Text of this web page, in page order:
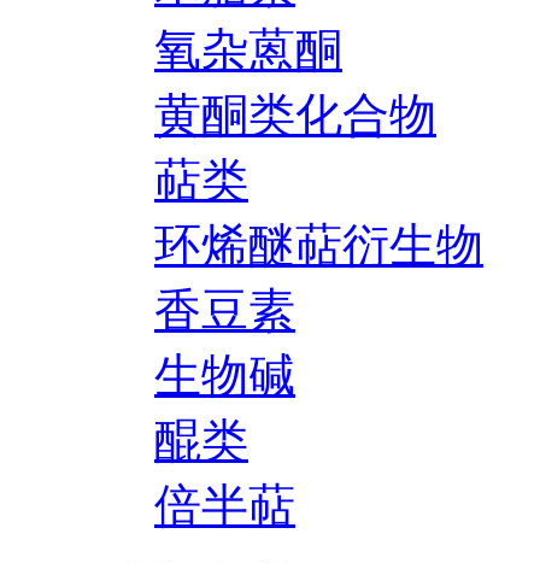
氧杂蒽酮
黄酮类化合物
萜类
环烯醚萜衍生物
香豆素
生物碱
醌类
倍半萜